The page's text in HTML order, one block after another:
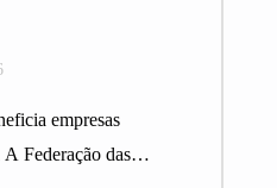
empresas
Federação das